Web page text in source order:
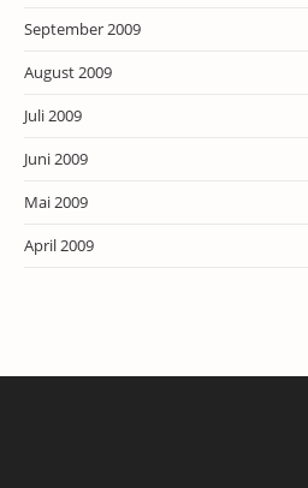
September 2009
August 2009
Juli 2009
Juni 2009
Mai 2009
April 2009